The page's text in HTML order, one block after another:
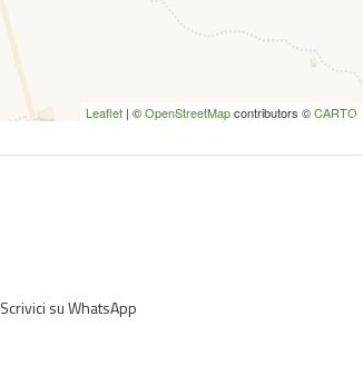
Leaflet | ©OpenStreetMapcontributors ©CARTO
Scrivici su WhatsApp